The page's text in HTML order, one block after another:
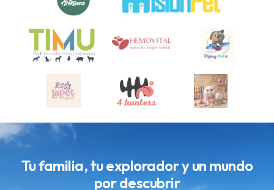
Tu familia, tu explorador y un mundo
por descubrir